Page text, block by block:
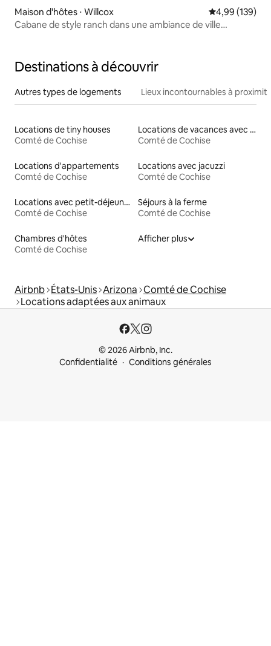
Maison d'hôtes ⋅ Willcox Évaluation
4,99 (139)
Cabane de style ranch dans une ambiance de ville
Destinations à découvrir
Autres types de logements Lieux incontournables à
Locations de tiny houses
Comté de Cochise
Locations de vacances avec piscine
Comté de Cochise
Locations d'appartements
Comté de Cochise
Locations avec jacuzzi
Comté de Cochise
Locations avec petit-déjeuner
Comté de Cochise
Séjours à la ferme
Comté de Cochise
Chambres d'hôtes
Comté de Cochise
Afficher plus
Airbnb États-Unis Arizona Comté de Cochise
Locations adaptées aux animaux
© 2026 Airbnb, Inc.
Confidentialité
Conditions générales